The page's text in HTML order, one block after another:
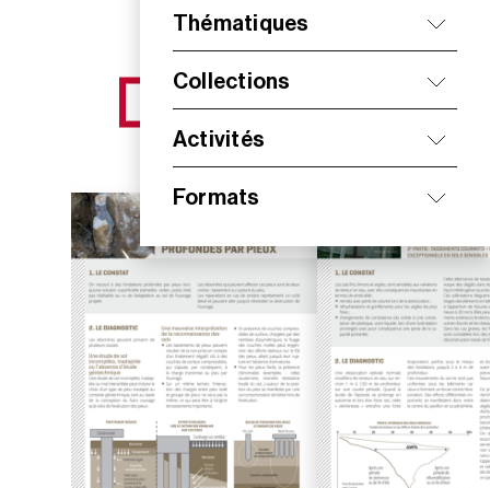
Thématiques
Collections
Activités
Formats
NOS NOUVEAUTÉS